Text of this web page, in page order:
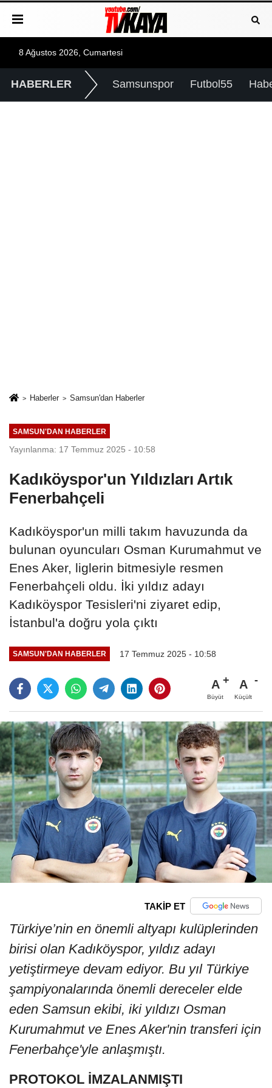
8 Ağustos 2026, Cumartesi
HABERLER Samsunspor Futbol55
Haberler Samsun'dan Haberler
SAMSUN'DAN HABERLER
Yayınlanma: 17 Temmuz 2025 - 10:58
Kadıköyspor'un Yıldızları Artık
Fenerbahçeli
Kadıköyspor'un milli takım havuzunda da
bulunan oyuncuları Osman Kurumahmut ve
Enes Aker, liglerin bitmesiyle resmen
Fenerbahçeli oldu. İki yıldız adayı
Kadıköyspor Tesisleri'ni ziyaret edip,
İstanbul'a doğru yola çıktı
SAMSUN'DAN HABERLER 17 Temmuz 2025 - 10:58
A
Büyüt
A
Küçült
TAKİP ET
Türkiye’nin en önemli altyapı kulüplerinden
birisi olan Kadıköyspor, yıldız adayı
yetiştirmeye devam ediyor. Bu yıl Türkiye
şampiyonalarında önemli dereceler elde
eden Samsun ekibi, iki yıldızı Osman
Kurumahmut ve Enes Aker'nin transferi için
Fenerbahçe'yle anlaşmıştı.
PROTOKOL İMZALANMIŞTI